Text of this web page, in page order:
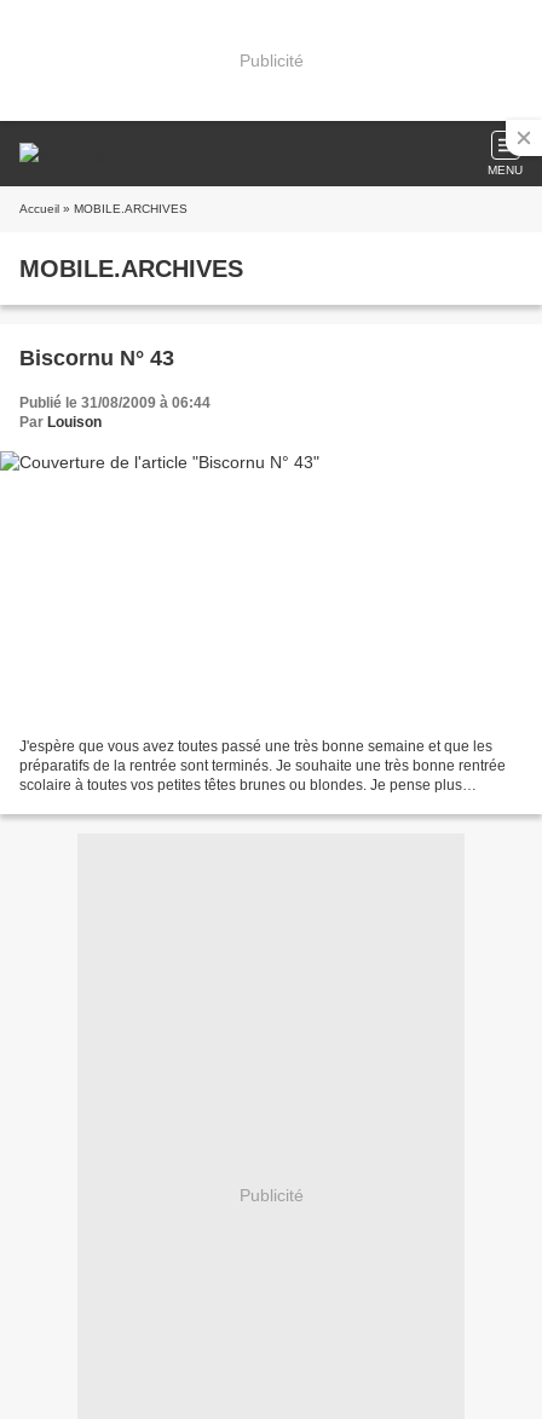
Publicité
MENU
Accueil » MOBILE.ARCHIVES
MOBILE.ARCHIVES
Biscornu N° 43
Publié le 31/08/2009 à 06:44
Par Louison
J'espère que vous avez toutes passé une très bonne semaine et que les
préparatifs de la rentrée sont terminés. Je souhaite une très bonne rentrée
scolaire à toutes vos petites têtes brunes ou blondes. Je pense plus
Publicité